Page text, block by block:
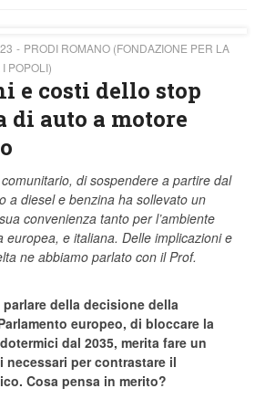
PRODI ROMANO (FONDAZIONE PER LA
POPOLI)
e costi dello stop
auto a motore
di sospendere a partire dal
a diesel e benzina ha sollevato un
convenienza tanto per l’ambiente
europea, e italiana. Delle implicazioni e
ne abbiamo parlato con il Prof.
della decisione della
europeo, di bloccare la
dal 2035, merita fare un
per contrastare il
Cosa pensa in merito?